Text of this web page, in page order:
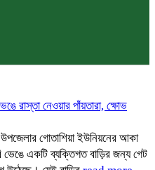
রাস্তা নেওয়ার পাঁয়তারা, ক্ষোভ
উপজেলার গোতাশিয়া ইউনিয়নের আকা
ভেঙে একটি ব্যক্তিগত বাড়ির জন্য গেট